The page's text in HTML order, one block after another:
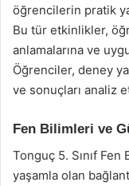
öğrencilerin pratik
Bu tür etkinlikler,
anlamalarına ve
Öğrenciler, deney
ve sonuçları analiz
Fen Bilimleri ve
Tonguç 5. Sınıf
yaşamla olan